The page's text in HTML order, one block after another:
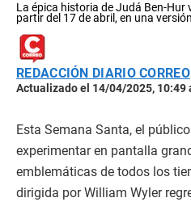
La épica historia de Judá Ben-Hur
partir del 17 de abril, en una
REDACCIÓN DIARIO CORREO
Actualizado el 14/04/2025, 10:49
Esta Semana Santa, el
experimentar en pantalla
emblemáticas de todos los
dirigida por William Wyler